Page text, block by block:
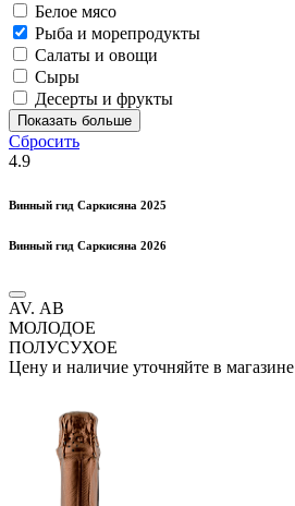
Белое мясо
Рыба и морепродукты
Салаты и овощи
Сыры
Десерты и фрукты
Показать больше
Сбросить
4.9
Винный гид Саркисяна 2025
Винный гид Саркисяна 2026
AV. АВ
МОЛОДОЕ
ПОЛУСУХОЕ
Цену и наличие уточняйте в магазине